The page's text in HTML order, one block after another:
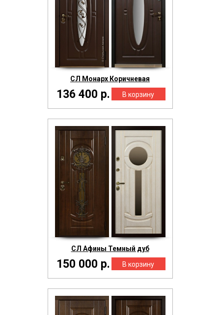
СЛ Монарх Коричневая
136 400 р.
СЛ Афины Темный дуб
150 000 р.